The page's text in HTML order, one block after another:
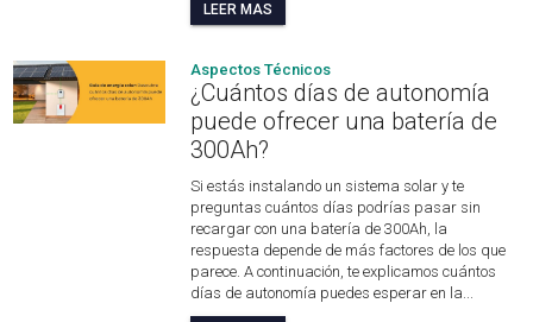
LEER MAS
Aspectos Técnicos
¿Cuántos días de autonomía
puede ofrecer una batería de
300Ah?
Si estás instalando un sistema solar y te
preguntas cuántos días podrías pasar sin
recargar con una batería de 300Ah, la
respuesta depende de más factores de los que
parece. A continuación, te explicamos cuántos
días de autonomía puedes esperar en la...